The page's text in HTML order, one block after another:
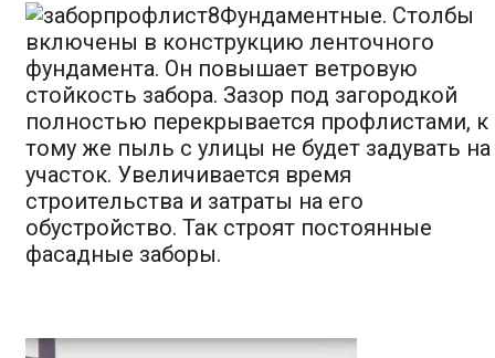
Фундаментные. Столбы
включены в конструкцию ленточного
фундамента. Он повышает ветровую
стойкость забора. Зазор под загородкой
полностью перекрывается профлистами, к
тому же пыль с улицы не будет задувать на
участок. Увеличивается время
строительства и затраты на его
обустройство. Так строят постоянные
фасадные заборы.